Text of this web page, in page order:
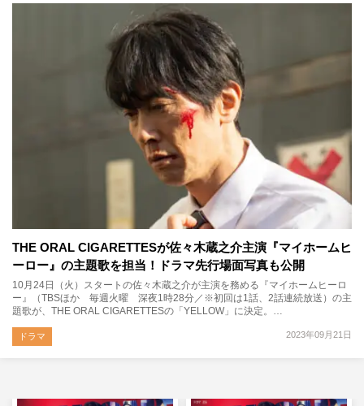
THE ORAL CIGARETTESが佐々木蔵之介主演『マイホームヒ
ーロー』の主題歌を担当！ドラマ先行場面写真も公開
10月24日（火）スタートの佐々木蔵之介が主演を務める『マイホームヒーロ
ー』（TBSほか 毎週火曜 深夜1時28分／※初回は1話、2話連続放送）の主
題歌が、THE ORAL CIGARETTESの「YELLOW」に決定。…
2023年09月21日
ドラマ